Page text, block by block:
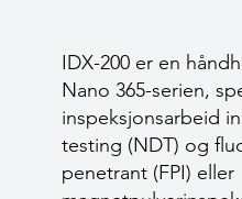
IDX-200 er en
Nano 365-serien,
inspeksjonsarbeid
testing (NDT) og
penetrant (FPI) eller